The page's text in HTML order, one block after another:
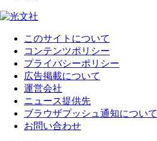
このサイトについて
コンテンツポリシー
プライバシーポリシー
広告掲載について
運営会社
ニュース提供先
ブラウザプッシュ通知について
お問い合わせ